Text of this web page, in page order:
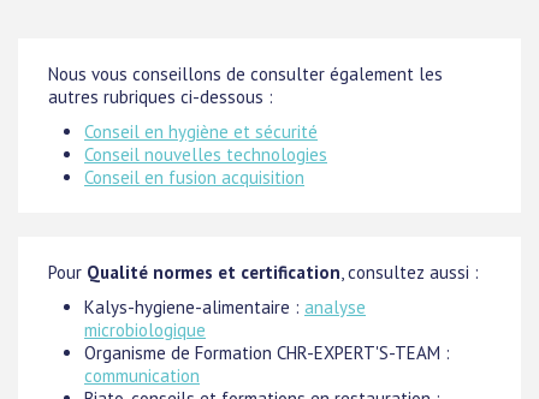
Nous vous conseillons de consulter également les
autres rubriques ci-dessous :
Conseil en hygiène et sécurité
Conseil nouvelles technologies
Conseil en fusion acquisition
Pour Qualité normes et certification, consultez aussi :
Kalys-hygiene-alimentaire : analyse
microbiologique
Organisme de Formation CHR-EXPERT'S-TEAM :
communication